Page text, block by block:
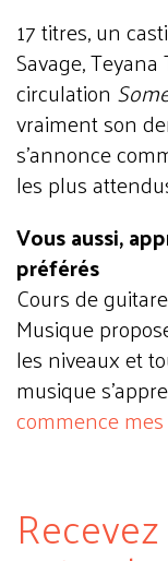
17 titres, un
Savage,
circulation
vraiment son
s'annonce
les plus
Vous aussi,
préférés
Cours de
Musique
les niveaux et
musique
commence